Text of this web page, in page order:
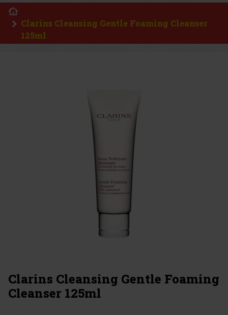
Clarins Cleansing Gentle Foaming Cleanser
125ml
Clarins Cleansing Gentle Foaming
Cleanser 125ml